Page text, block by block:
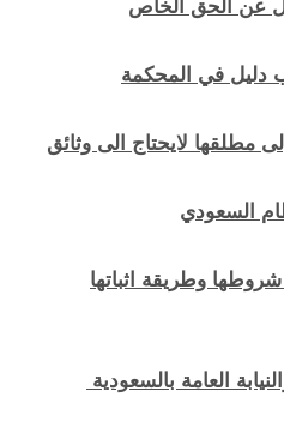
عن الحق الخاص
دليل في المحكمة
مطلقها لايحتاج الى وثائق
السعودي
شروطها وطريقة اثباتها
العامة بالسعودية